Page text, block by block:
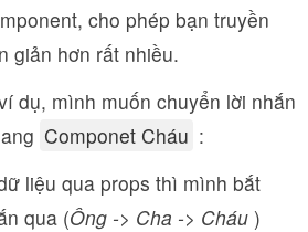
cho phép bạn truyền
giản hơn rất nhiều.
dụ, mình muốn chuyển lời nhắn
Componet Cháu :
liệu qua props thì mình bắt
qua (Ông -> Cha -> Cháu )